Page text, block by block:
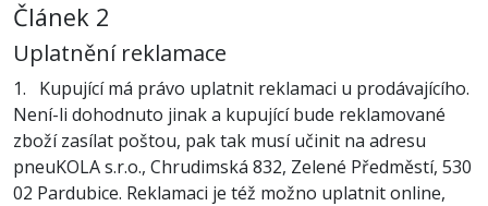
Článek 2
Uplatnění reklamace
1. Kupující má právo uplatnit reklamaci u prodávajícího.
Není-li dohodnuto jinak a kupující bude reklamované
zboží zasílat poštou, pak tak musí učinit na adresu
pneuKOLA s.r.o., Chrudimská 832, Zelené Předměstí, 530
02 Pardubice. Reklamaci je též možno uplatnit online,